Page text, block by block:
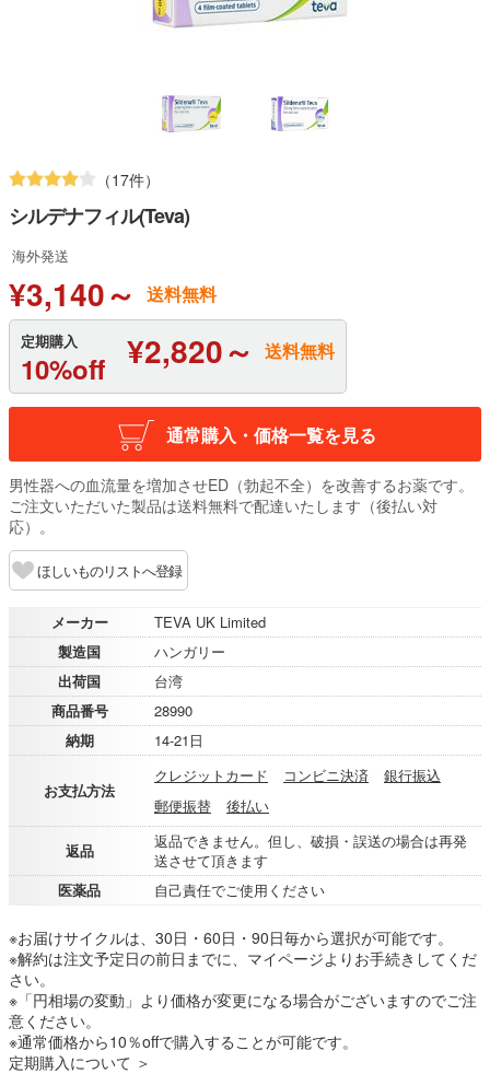
（17件）
シルデナフィル(Teva)
海外発送
¥3,140～ 送料無料
定期購入
10%off ¥2,820～ 送料無料
通常購入・価格一覧を見る
男性器への血流量を増加させED（勃起不全）を改善するお薬です。
ご注文いただいた製品は送料無料で配達いたします（後払い対
応）。
ほしいものリストへ登録
メーカー
TEVA UK Limited
製造国
ハンガリー
出荷国
台湾
商品番号
28990
納期
14-21日
お支払方法
クレジットカード コンビニ決済
銀行振込
郵便振替
後払い
返品
返品できません。但し、破損・誤送の場合は再発
送させて頂きます
医薬品
自己責任でご使用ください
※お届けサイクルは、30日・60日・90日毎から選択が可能です。
※解約は注文予定日の前日までに、マイページよりお手続きしてくだ
さい。
※「円相場の変動」より価格が変更になる場合がございますのでご注
意ください。
※通常価格から10％offで購入することが可能です。
定期購入について ＞